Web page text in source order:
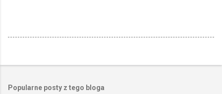
Popularne posty z tego bloga